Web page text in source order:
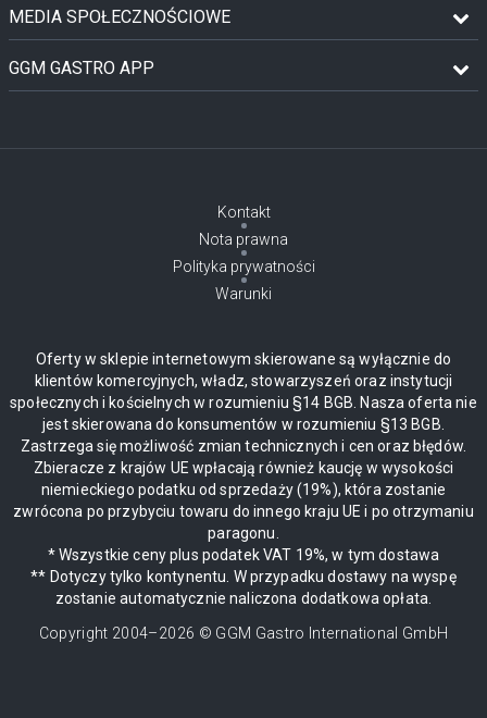
MEDIA SPOŁECZNOŚCIOWE
GGM GASTRO APP
Kontakt
Nota prawna
Polityka prywatności
Warunki
Oferty w sklepie internetowym skierowane są wyłącznie do
klientów komercyjnych, władz, stowarzyszeń oraz instytucji
społecznych i kościelnych w rozumieniu §14 BGB. Nasza oferta nie
jest skierowana do konsumentów w rozumieniu §13 BGB.
Zastrzega się możliwość zmian technicznych i cen oraz błędów.
Zbieracze z krajów UE wpłacają również kaucję w wysokości
niemieckiego podatku od sprzedaży (19%), która zostanie
zwrócona po przybyciu towaru do innego kraju UE i po otrzymaniu
paragonu.
* Wszystkie ceny plus podatek VAT 19%, w tym dostawa
** Dotyczy tylko kontynentu. W przypadku dostawy na wyspę
zostanie automatycznie naliczona dodatkowa opłata.
Copyright 2004–2026 © GGM Gastro International GmbH